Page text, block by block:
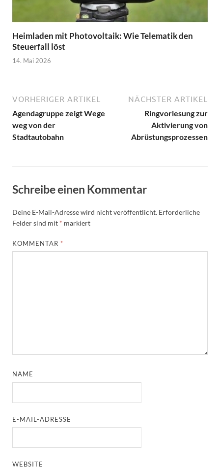
Heimladen mit Photovoltaik: Wie Telematik den
Steuerfall löst
14. Mai 2026
VORHERIGER ARTIKEL
Agendagruppe zeigt Wege
weg von der
Stadtautobahn
NÄCHSTER ARTIKEL
Ringvorlesung zur
Aktivierung von
Abrüstungsprozessen
Schreibe einen Kommentar
Deine E-Mail-Adresse wird nicht veröffentlicht. Erforderliche
Felder sind mit * markiert
KOMMENTAR *
NAME
E-MAIL-ADRESSE
WEBSITE